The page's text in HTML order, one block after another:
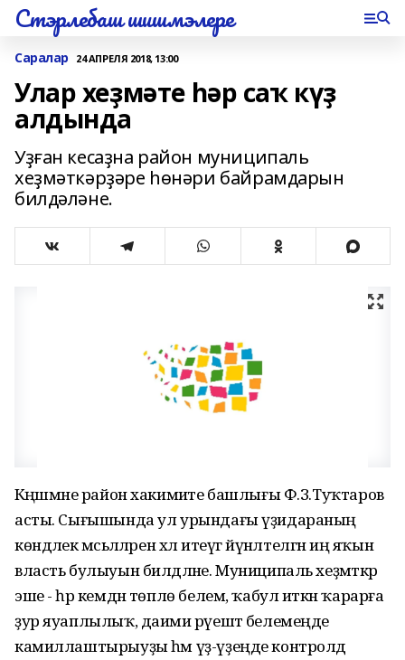
Стэрлебаш шишмэлере
Саралар 24 АПРЕЛЯ 2018, 13:00
Улар хеҙмәте һәр саҡ күҙ
алдында
Уҙған кесаҙна район муниципаль
хеҙмәткәрҙәре һөнәри байрамдарын
билдәләне.
Кәңәшмәне район хакимиәте башлығы Ф.З.Туҡтаров
асты. Сығышында ул урындағы үҙидараның
көндәлек мәсьәләләрен хәл итеүгә йүнәлтелгән иң яҡын
власть булыуын билдәләне. Муниципаль хеҙмәткәр
эше - һәр кемдән төплө белем, ҡабул иткән ҡарарға
ҙур яуаплылыҡ, даими рәүештә белемеңде
камиллаштырыуҙы һәм үҙ-үҙеңде контролдә